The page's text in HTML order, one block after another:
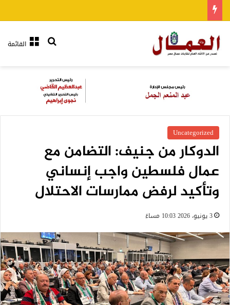
القائمةبحث عن
Uncategorized
الدوكار من جنيف: التضامن مع
عمال فلسطين واجب إنساني
وتأكيد لرفض ممارسات الاحتلال
3 يونيو، 2026 10:03 مساءً